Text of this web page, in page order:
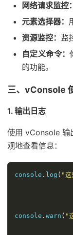
网络请求监控：
元素选择器：
资源监控： 监
自定义命令：
的功能。
三、vConsole
1. 输出日志
使用 vConsole 输
观地查看信息：
console . log ( "这
console . warn ( "